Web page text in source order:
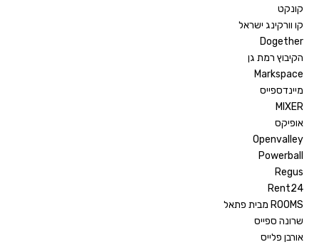
קונקט
קו וורקינג ישראל
Dogether
הקיבוץ רמת גן
Markspace
מיינדספייס
MIXER
אופיקס
Openvalley
Powerball
Regus
Rent24
ROOMS מבית פתאל
שרונה ספייס
אורבן פלייס